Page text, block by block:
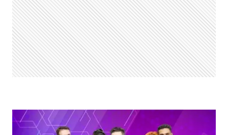
NA
7ª
DR;
DISPUTA
ESTÁ
ACIRRADA